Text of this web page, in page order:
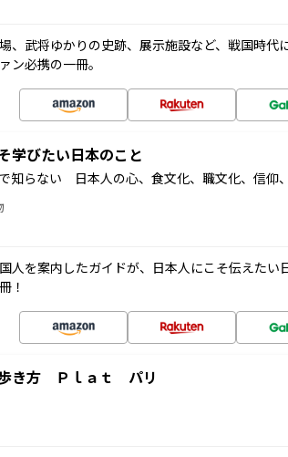
、武将ゆかりの史跡、展示施設など、戦国時代
ン必携の一冊。
学びたい日本のこと
知らない 日本人の心、食文化、職文化、信仰
人を案内したガイドが、日本人にこそ伝えたい
！
き方 Ｐｌａｔ パリ